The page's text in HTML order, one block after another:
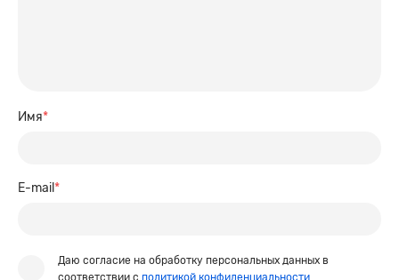
Имя*
E-mail *
Даю согласие на обработку персональных данных в
соответствии с политикой конфиденциальности